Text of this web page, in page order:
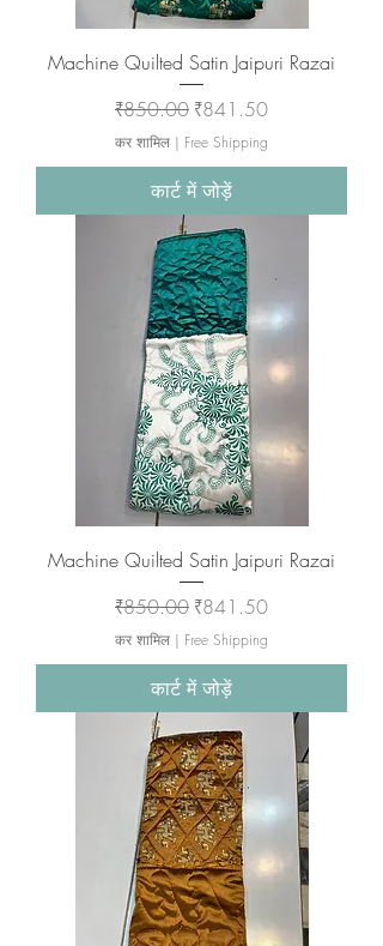
Machine Quilted Satin Jaipuri Razai
नियमित मूल्य
₹850.00 बिक्री मूल्य
₹841.50
कर शामिल | Free Shipping
कार्ट में जोड़ें
Machine Quilted Satin Jaipuri Razai
नियमित मूल्य
₹850.00 बिक्री मूल्य
₹841.50
कर शामिल | Free Shipping
कार्ट में जोड़ें